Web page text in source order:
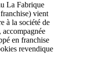
La Fabrique
vient
à la société de
en franchise
revendique